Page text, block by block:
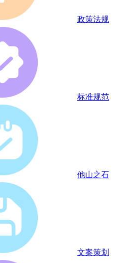
政策法规
标准规范
他山之石
文案策划